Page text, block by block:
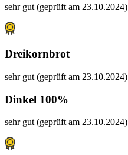
sehr gut (geprüft am 23.10.2024)
Dreikornbrot
sehr gut (geprüft am 23.10.2024)
Dinkel 100%
sehr gut (geprüft am 23.10.2024)